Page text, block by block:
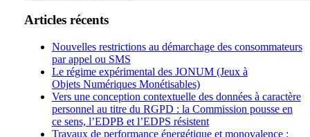
Articles récents
Nouvelles restrictions au démarchage des consommateurs
par appel ou SMS
Le régime expérimental des JONUM (Jeux à
Objets Numériques Monétisables)
Vers une conception contextuelle des données à caractère
personnel au titre du RGPD : la Commission pousse en
ce sens, l’EDPB et l’EDPS résistent
Travaux de performance énergétique et monovalence :